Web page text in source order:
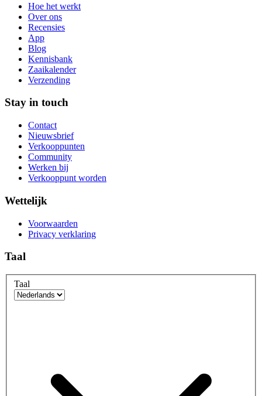
Hoe het werkt
Over ons
Recensies
App
Blog
Kennisbank
Zaaikalender
Verzending
Stay in touch
Contact
Nieuwsbrief
Verkooppunten
Community
Werken bij
Verkooppunt worden
Wettelijk
Voorwaarden
Privacy verklaring
Taal
Taal